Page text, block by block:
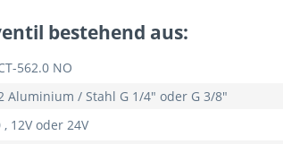
bestehend aus:
562.0 NO
Aluminium / Stahl G 1/4" oder G 3/8"
12V oder 24V